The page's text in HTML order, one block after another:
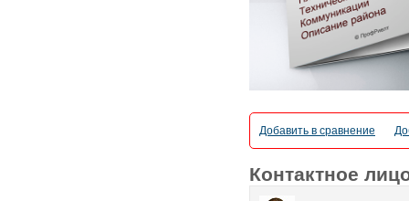
Добавить в сравнение
Контактное